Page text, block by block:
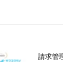
請求管